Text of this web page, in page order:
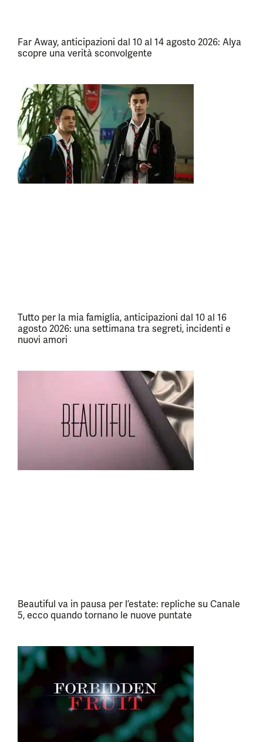
Far Away, anticipazioni dal 10 al 14 agosto 2026: Alya
scopre una verità sconvolgente
Tutto per la mia famiglia, anticipazioni dal 10 al 16
agosto 2026: una settimana tra segreti, incidenti e
nuovi amori
Beautiful va in pausa per l’estate: repliche su Canale
5, ecco quando tornano le nuove puntate